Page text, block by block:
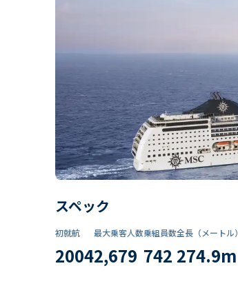
スペック
初就航
2004
最大乗客人数
2,679
乗組員数​
742
全長（メートル）
274.9m